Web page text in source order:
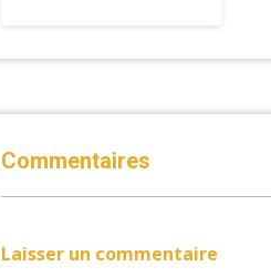
Commentaires
Laisser un commentaire